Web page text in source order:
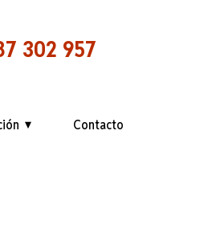
302 957
Contacto